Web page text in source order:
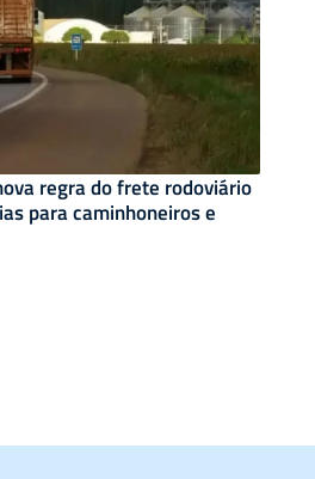
regra do frete rodoviário
para caminhoneiros e